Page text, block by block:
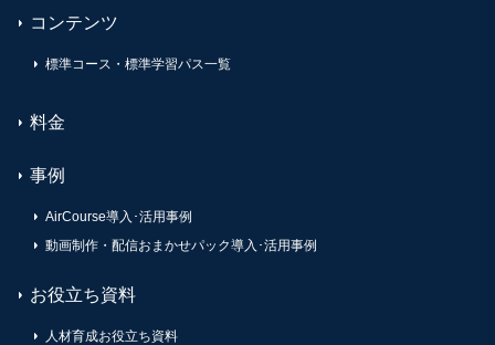
コンテンツ
標準コース・標準学習パス一覧
料金
事例
AirCourse導入･活用事例
動画制作・配信おまかせパック導入･活用事例
お役立ち資料
人材育成お役立ち資料